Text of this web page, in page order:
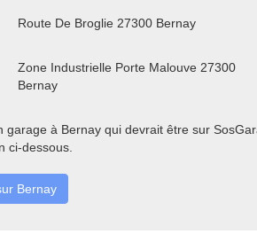
Route De Broglie 27300 Bernay
Zone Industrielle Porte Malouve 27300
Bernay
garage à Bernay qui devrait être sur
ci-dessous.
Bernay